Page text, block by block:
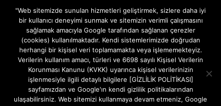
Gizlilik ve Çerezler (Cookies) Politikası
Hakkımızda
İletişim Kanalları
MODEM KURULUM
TEKNİK DESTEK
TELEVİZYON SİSTEMLERİ
"Web sitemizde sunulan hizmetleri geliştirmek, sizlere daha iyi
bir kullanıcı deneyimi sunmak ve sitemizin verimli çalışmasını
sağlamak amacıyla Google tarafından sağlanan çerezler
(cookies) kullanılmaktadır. Kendi sistemlerimizde doğrudan
herhangi bir kişisel veri toplamamakta veya işlememekteyiz.
Verilerin kullanım amacı, türleri ve 6698 sayılı Kişisel Verilerin
Korunması Kanunu (KVKK) uyarınca kişisel verilerinizin
işlenmesiyle ilgili detaylı bilgilere [GİZLİLİK POLİTİKASI]
sayfamızdan ve Google'ın kendi gizlilik politikalarından
ulaşabilirsiniz. Web sitemizi kullanmaya devam etmeniz, Google